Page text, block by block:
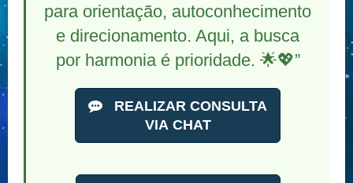
para orientação, autoconhecimento
e direcionamento. Aqui, a busca
por harmonia é prioridade. 🌟💖”
REALIZAR CONSULTA
VIA CHAT